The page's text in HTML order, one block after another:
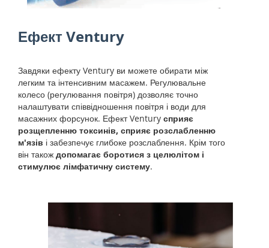
Ефект Ventury
Завдяки ефекту Ventury ви можете обирати між
легким та інтенсивним масажем. Регулювальне
колесо (регулювання повітря) дозволяє точно
налаштувати співвідношення повітря і води для
масажних форсунок. Ефект Ventury сприяє
розщепленню токсинів, сприяє розслабленню
м'язів і забезпечує глибоке розслаблення. Крім того
він також допомагає боротися з целюлітом і
стимулює лімфатичну систему.